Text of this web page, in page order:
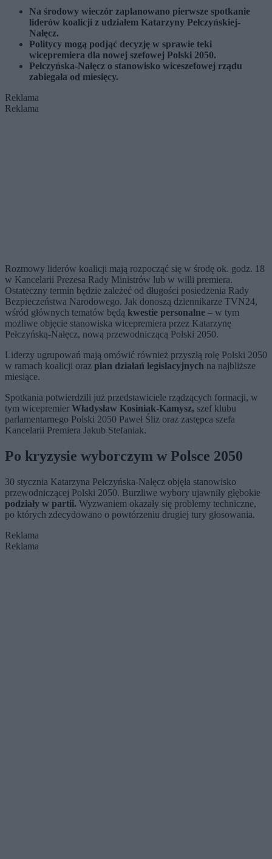
Na środowy wieczór zaplanowano pierwsze spotkanie
liderów koalicji z udziałem Katarzyny Pełczyńskiej-
Nałęcz.
Politycy mogą podjąć decyzję w sprawie teki
wicepremiera dla nowej szefowej Polski 2050.
Pełczyńska-Nałęcz o stanowisko wiceszefowej rządu
zabiegała od miesięcy.
Reklama
Reklama
Rozmowy liderów koalicji mają rozpocząć się w środę ok. godz. 18
w Kancelarii Prezesa Rady Ministrów lub w willi premiera.
Ostateczny termin będzie zależeć od długości posiedzenia Rady
Bezpieczeństwa Narodowego. Jak donoszą dziennikarze TVN24,
wśród głównych tematów będą kwestie personalne – w tym
możliwe objęcie stanowiska wicepremiera przez Katarzynę
Pełczyńską-Nałęcz, nową przewodniczącą Polski 2050.
Liderzy ugrupowań mają omówić również przyszłą rolę Polski 2050
w ramach koalicji oraz plan działań legislacyjnych na najbliższe
miesiące.
Spotkania potwierdzili już przedstawiciele rządzących formacji, w
tym wicepremier Władysław Kosiniak-Kamysz, szef klubu
parlamentarnego Polski 2050 Paweł Śliz oraz zastępca szefa
Kancelarii Premiera Jakub Stefaniak.
Po kryzysie wyborczym w Polsce 2050
30 stycznia Katarzyna Pełczyńska-Nałęcz objęła stanowisko
przewodniczącej Polski 2050. Burzliwe wybory ujawniły głębokie
podziały w partii. Wyzwaniem okazały się problemy techniczne,
po których zdecydowano o powtórzeniu drugiej tury głosowania.
Reklama
Reklama